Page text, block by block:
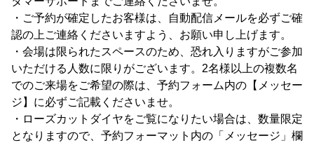
・ご予約が確定したお客様は、自動配信メールを必ずご確
認の上ご連絡くださいますよう、お願い申し上げます。
・会場は限られたスペースのため、恐れ入りますがご参加
いただける人数に限りがございます。2名様以上の複数名
でのご来場をご希望の際は、予約フォーム内の【メッセー
ジ】に必ずご記載くださいませ。
・ローズカットダイヤをご覧になりたい場合は、数量限定
となりますので、予約フォーマット内の「メッセージ」欄